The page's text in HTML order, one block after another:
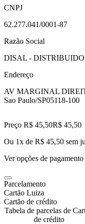
CNPJ
62.277.041/0001-87
Razão Social
DISAL -
Endereço
AV MARGINAL
Sao Paulo/SP05118-100
Preço R$ 45,50R$ 45,50
Ou 1x de R$ 45,50 sem
Ver opções de pagamento
Parcelamento
Cartão Luiza
Cartão de crédito
Tabela de parcelas de
de crédito